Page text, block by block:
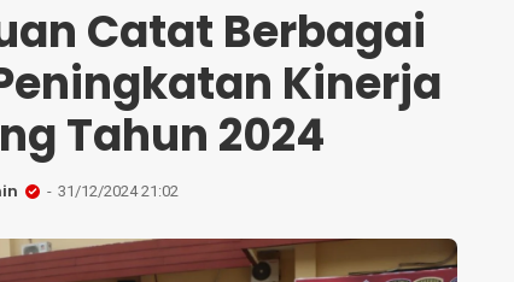
Catat Berbagai
Kinerja
Tahun 2024
31/12/2024 21:02